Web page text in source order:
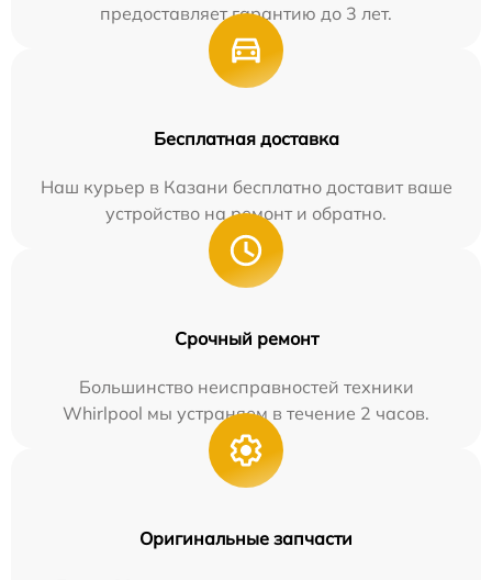
предоставляет гарантию до 3 лет.
Бесплатная доставка
Наш курьер в Казани бесплатно доставит ваше
устройство на ремонт и обратно.
Срочный ремонт
Большинство неисправностей техники
Whirlpool мы устраняем в течение 2 часов.
Оригинальные запчасти